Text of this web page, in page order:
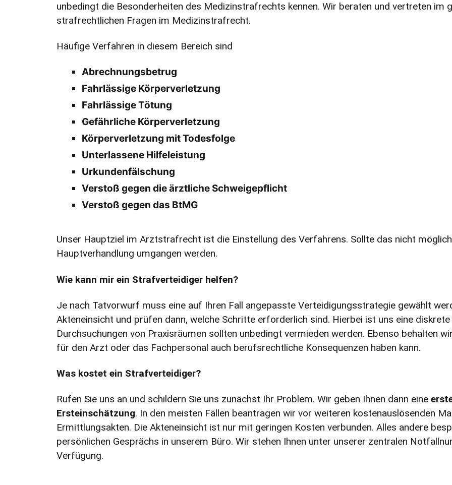
unbedingt die Besonderheiten des Medizinstrafrechts kennen. Wir beraten und vertreten im
strafrechtlichen Fragen im Medizinstrafrecht.
Häufige Verfahren in diesem Bereich sind
Abrechnungsbetrug
Fahrlässige Körperverletzung
Fahrlässige Tötung
Gefährliche Körperverletzung
Körperverletzung mit Todesfolge
Unterlassene Hilfeleistung
Urkundenfälschung
Verstoß gegen die ärztliche Schweigepflicht
Verstoß gegen das BtMG
Unser Hauptziel im Arztstrafrecht ist die Einstellung des Verfahrens. Sollte das nicht
Hauptverhandlung umgangen werden.
Wie kann mir ein Strafverteidiger helfen?
Je nach Tatvorwurf muss eine auf Ihren Fall angepasste Verteidigungsstrategie gewählt
Akteneinsicht und prüfen dann, welche Schritte erforderlich sind. Hierbei ist uns eine
Durchsuchungen von Praxisräumen sollten unbedingt vermieden werden. Ebenso behalten
für den Arzt oder das Fachpersonal auch berufsrechtliche Konsequenzen haben kann.
Was kostet ein Strafverteidiger?
Rufen Sie uns an und schildern Sie uns zunächst Ihr Problem. Wir geben Ihnen dann eine
Ersteinschätzung. In den meisten Fällen beantragen wir vor weiteren kostenauslösenden
Ermittlungsakten. Die Akteneinsicht ist nur mit geringen Kosten verbunden. Alles andere
persönlichen Gesprächs in unserem Büro. Wir stehen Ihnen unter unserer zentralen
Verfügung.